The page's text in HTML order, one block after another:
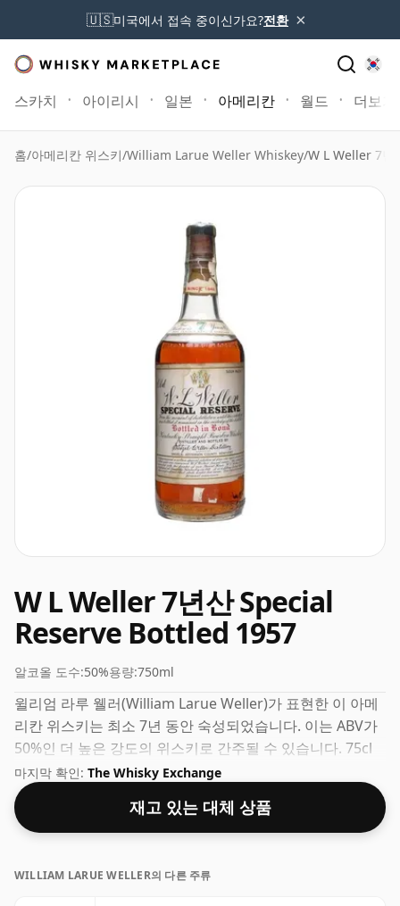
🇺🇸미국에서 접속 중이신가요?전환 ×
스카치 아이리시 일본 아메리칸 월드 더보기
홈/아메리칸 위스키/William Larue Weller Whiskey/W L Weller 7
W L Weller 7년산 Special
Reserve Bottled 1957
알코올 도수:50%용량:750ml
윌리엄 라루 웰러(William Larue Weller)가 표현한 이 아메
리칸 위스키는 최소 7년 동안 숙성되었습니다. 이는 ABV가
50%인 더 높은 강도의 위스키로 간주될 수 있습니다. 75cl
의 일반 병입 크기로 제공됩니다.
마지막 확인: The Whisky Exchange
재고 있는 대체 상품
WILLIAM LARUE WELLER의 다른 주류